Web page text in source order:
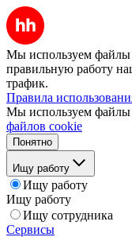
Мы используем файлы
правильную работу
трафик.
Правила
Мы используем файлы
файлов cookie
Понятно
Ищу работу
Ищу работу
Ищу работу
Ищу сотрудника
Сервисы